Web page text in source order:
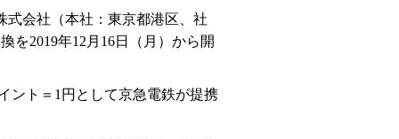
式会社（本社：東京都港区、社
を2019年12月16日（月）から開
ント＝1円として京急電鉄が提携